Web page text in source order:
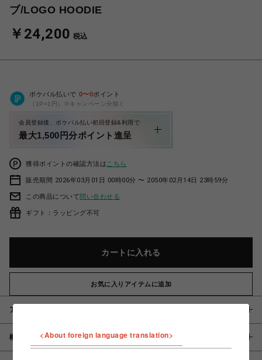
ブ/LOGO HOODIE
￥24,200 税込
ポケパル払いで 0〜0ポイント
（1P=1円）※キャンペーン分除く
会員登録後、ポケパル払い初回登録&利用で
最大1,500円分ポイント進呈
獲得ポイントの確認方法は こちら
販売期間 2026年03月01日 00時00分 〜 2050年02月14日 23時59分
この商品について問い合わせる
ギフト：ラッピング不可
カートに入れる
お気に入りアイテムに追加
アイテム説明 / 素材
概要 <About foreign language translation>